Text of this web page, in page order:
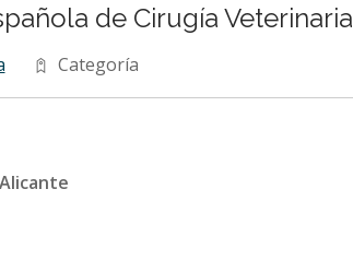
de Cirugía Veterinaria
Categoría